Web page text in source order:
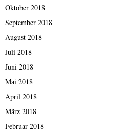
Oktober 2018
September 2018
August 2018
Juli 2018
Juni 2018
Mai 2018
April 2018
März 2018
Februar 2018